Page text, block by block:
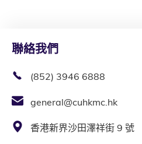
聯絡我們
(852) 3946 6888
general@cuhkmc.hk
香港新界沙田澤祥街 9 號